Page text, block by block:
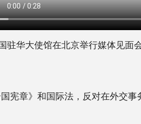
华大使馆在北京举行媒体见面
章》和国际法，反对在外交事